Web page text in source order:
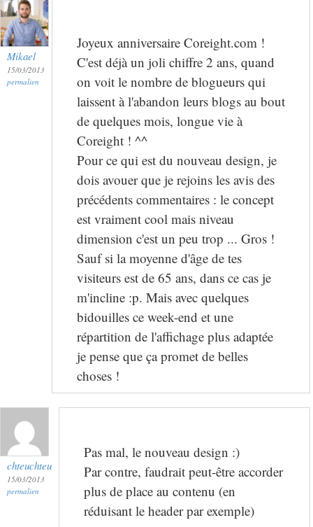
Mikael
15/03/2013
permalien
Joyeux anniversaire Coreight.com !
C'est déjà un joli chiffre 2 ans, quand
on voit le nombre de blogueurs qui
laissent à l'abandon leurs blogs au bout
de quelques mois, longue vie à
Coreight ! ^^
Pour ce qui est du nouveau design, je
dois avouer que je rejoins les avis des
précédents commentaires : le concept
est vraiment cool mais niveau
dimension c'est un peu trop ... Gros !
Sauf si la moyenne d'âge de tes
visiteurs est de 65 ans, dans ce cas je
m'incline :p. Mais avec quelques
bidouilles ce week-end et une
répartition de l'affichage plus adaptée
je pense que ça promet de belles
choses !
chteuchteu
15/03/2013
permalien
Pas mal, le nouveau design :)
Par contre, faudrait peut-être accorder
plus de place au contenu (en
réduisant le header par exemple)